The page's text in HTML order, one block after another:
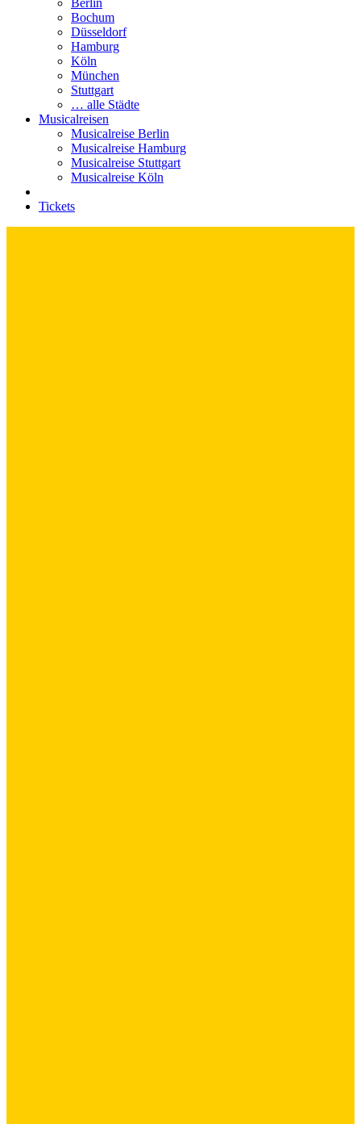
Berlin
Bochum
Düsseldorf
Hamburg
Köln
München
Stuttgart
… alle Städte
Musicalreisen
Musicalreise Berlin
Musicalreise Hamburg
Musicalreise Stuttgart
Musicalreise Köln
Tickets